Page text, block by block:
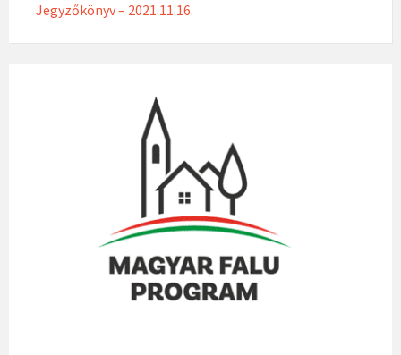
Jegyzőkönyv – 2021.11.16.